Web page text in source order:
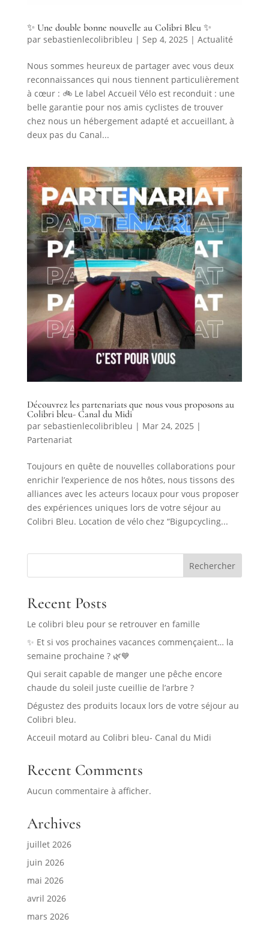
✨ Une double bonne nouvelle au Colibri Bleu ✨
par sebastienlecolibribleu | Sep 4, 2025 | Actualité
Nous sommes heureux de partager avec vous deux
reconnaissances qui nous tiennent particulièrement
à cœur : 🚲 Le label Accueil Vélo est reconduit : une
belle garantie pour nos amis cyclistes de trouver
chez nous un hébergement adapté et accueillant, à
deux pas du Canal...
Découvrez les partenariats que nous vous proposons au
Colibri bleu- Canal du Midi
par sebastienlecolibribleu | Mar 24, 2025 |
Partenariat
Toujours en quête de nouvelles collaborations pour
enrichir l’experience de nos hôtes, nous tissons des
alliances avec les acteurs locaux pour vous proposer
des expériences uniques lors de votre séjour au
Colibri Bleu. Location de vélo chez “Bigupcycling...
Rechercher
Recent Posts
Le colibri bleu pour se retrouver en famille
✨ Et si vos prochaines vacances commençaient… la
semaine prochaine ? 🌿💙
Qui serait capable de manger une pêche encore
chaude du soleil juste cueillie de l’arbre ?
Dégustez des produits locaux lors de votre séjour au
Colibri bleu.
Acceuil motard au Colibri bleu- Canal du Midi
Recent Comments
Aucun commentaire à afficher.
Archives
juillet 2026
juin 2026
mai 2026
avril 2026
mars 2026